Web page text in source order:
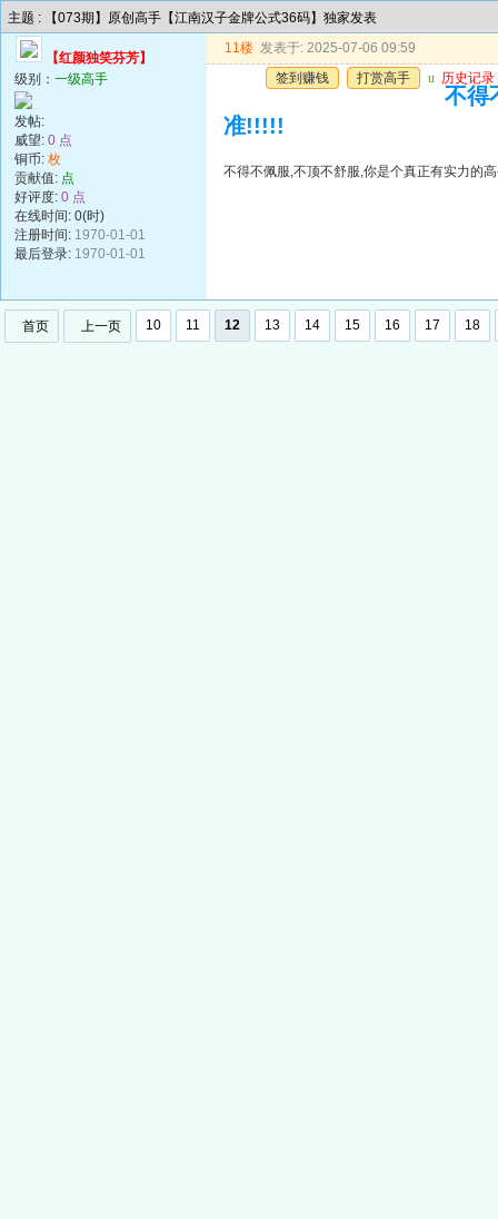
主题 : 【073期】原创高手【江南汉子金牌公式36码】独家发表
【红颜独笑芬芳】
级别： 一级高手
发帖:
威望: 0 点
铜币: 枚
贡献值: 点
好评度: 0 点
在线时间: 0(时)
注册时间: 1970-01-01
最后登录: 1970-01-01
11楼 发表于: 2025-07-06 09:59
签到赚钱
打赏高手 u 历史记录
不得
准!!!!!
不得不佩服,不顶不舒服,你是个真正有实力的
首页 上一页 10 11 12 13 14 15 16 17 18